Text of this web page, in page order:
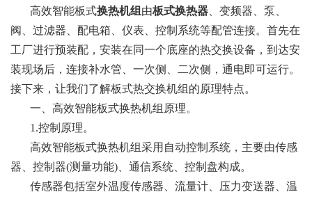
高效智能板式换热机组 由板式换热器 、变频器、泵、
阀、过滤器、配电箱、仪表、控制系统等配管连接。首先在
工厂进行预装配，安装在同一个底座的热交换设备，到达安
装现场后，连接补水管、一次侧、二次侧，通电即可运行。
接下来，让我们了解板式热交换机组的原理特点。
一、高效智能板式换热机组原理。
1.控制原理。
高效智能板式换热机组采用自动控制系统，主要由传感
器、控制器(测量功能)、通信系统、控制盘构成。
传感器包括室外温度传感器、流量计、压力变送器、温